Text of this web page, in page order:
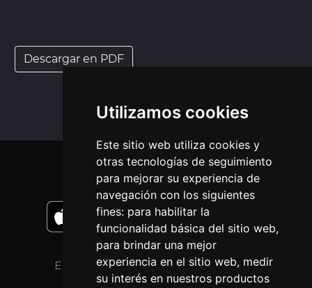
Utilizamos cookies
Este sitio web utiliza cookies y
otras tecnologías de seguimiento
para mejorar su experiencia de
navegación con los siguientes
fines: para habilitar la
funcionalidad básica del sitio web,
para brindar una mejor
experiencia en el sitio web, medir
su interés en nuestros productos
Descargar en PDF
APLICACIONES MÓVIL
ENLACES OTROS IDIOMAS